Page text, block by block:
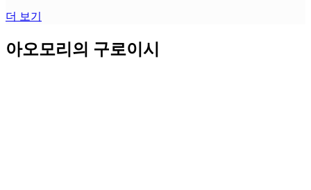
더 보기
아오모리의 구로이시